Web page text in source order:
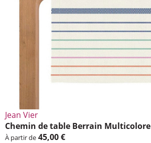
Jean Vier
Chemin de table Berrain Multi­co­lore
À partir de 45,00 €